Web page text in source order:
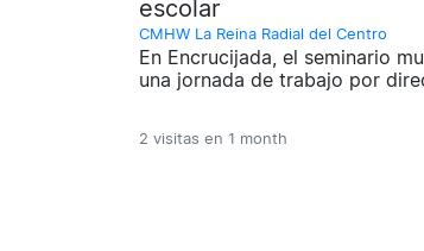
escolar
CMHW La Reina Radial del Centro
En Encrucijada, el seminario
una jornada de trabajo por
2 visitas en 1 month